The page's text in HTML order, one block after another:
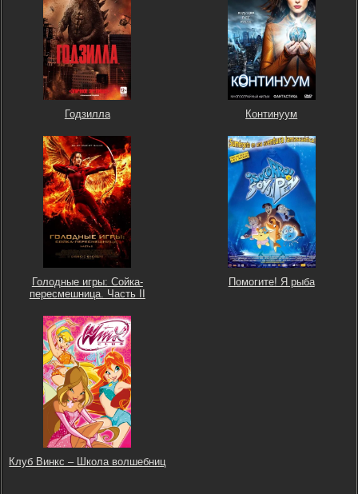
Годзилла Континуум
Голодные игры: Сойка-
пересмешница. Часть II
Помогите! Я рыба
Клуб Винкс – Школа волшебниц